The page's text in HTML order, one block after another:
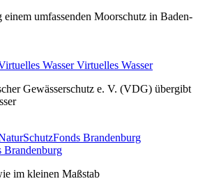
einem umfassenden Moorschutz in Baden-
Virtuelles Wasser
Gewässerschutz e. V. (VDG) übergibt
Brandenburg
im kleinen Maßstab